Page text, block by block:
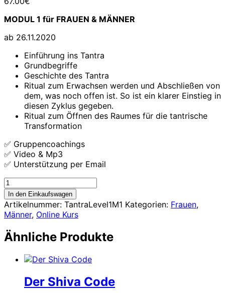
MODUL 1 für FRAUEN & MÄNNER
ab 26.11.2020
Einführung ins Tantra
Grundbegriffe
Geschichte des Tantra
Ritual zum Erwachsen werden und Abschließen von
dem, was noch offen ist. So ist ein klarer Einstieg in
diesen Zyklus gegeben.
Ritual zum Öffnen des Raumes für die tantrische
Transformation
✅ Gruppencoachings
✅ Video & Mp3
✅ Unterstützung per Email
Tantra
Level
1
-
Modul
1
Menge
In den Einkaufswagen
Artikelnummer: TantraLevel1M1 Kategorien: Frauen,
Männer, Online Kurs
Ähnliche Produkte
Der Shiva Code